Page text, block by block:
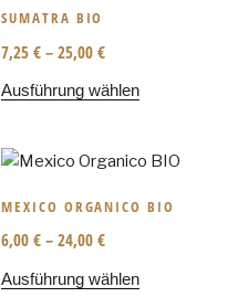
SUMATRA BIO
7,25 € – 25,00 €
Ausführung wählen
MEXICO ORGANICO BIO
6,00 € – 24,00 €
Ausführung wählen